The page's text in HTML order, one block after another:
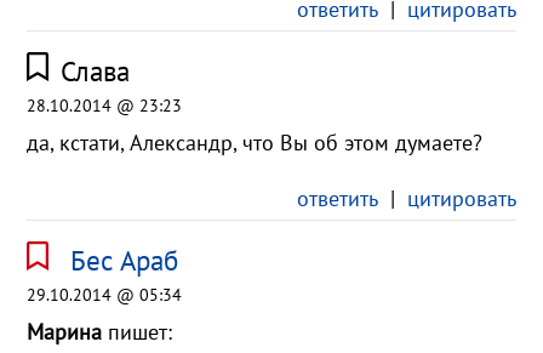
ответить| цитировать
Слава
28.10.2014 @ 23:23
да, кстати, Александр, что Вы об этом думаете?
ответить| цитировать
Бес Араб
29.10.2014 @ 05:34
Марина пишет: